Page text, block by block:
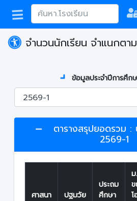
จำนวนนักเรียน จำแนกตา
ข้อมูลประจำปีการศึก
ตารางสรุปยอดรวม :
2569-1
ศาสนา ปฐมวัย
ประถม
ศึกษา
โ